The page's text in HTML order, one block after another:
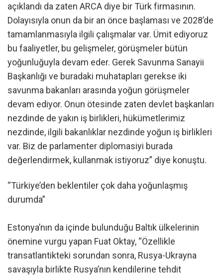
açıklandı da zaten ARCA diye bir Türk firmasının.
Dolayısıyla onun da bir an önce başlaması ve 2028’de
tamamlanmasıyla ilgili çalışmalar var. Ümit ediyoruz
bu faaliyetler, bu gelişmeler, görüşmeler bütün
yoğunluğuyla devam eder. Gerek Savunma Sanayii
Başkanlığı ve buradaki muhatapları gerekse iki
savunma bakanları arasında yoğun görüşmeler
devam ediyor. Onun ötesinde zaten devlet başkanları
nezdinde de yakın iş birlikleri, hükümetlerimiz
nezdinde, ilgili bakanlıklar nezdinde yoğun iş birlikleri
var. Biz de parlamenter diplomasiyi burada
değerlendirmek, kullanmak istiyoruz” diye konuştu.
“Türkiye’den beklentiler çok daha yoğunlaşmış
durumda”
Estonya’nın da içinde bulunduğu Baltık ülkelerinin
önemine vurgu yapan Fuat Oktay, “Özellikle
transatlantikteki sorundan sonra, Rusya-Ukrayna
savaşıyla birlikte Rusya’nın kendilerine tehdit